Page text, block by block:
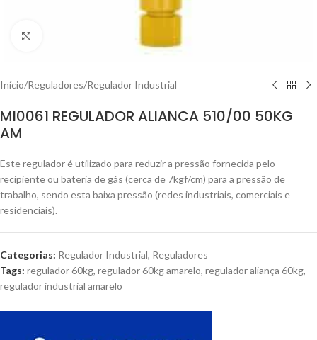
Início/Reguladores/Regulador Industrial
MI0061 REGULADOR ALIANCA 510/00 50KG
AM
Este regulador é utilizado para reduzir a pressão fornecida pelo
recipiente ou bateria de gás (cerca de 7kgf/cm) para a pressão de
trabalho, sendo esta baixa pressão (redes industriais, comerciais e
residenciais).
Categorias: Regulador Industrial, Reguladores
Tags: regulador 60kg, regulador 60kg amarelo, regulador aliança 60kg,
regulador industrial amarelo